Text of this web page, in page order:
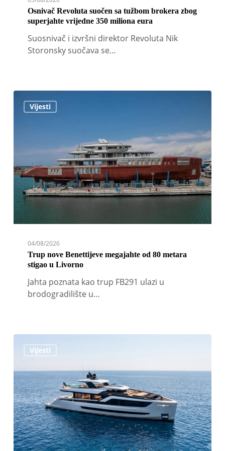
Osnivač Revoluta suočen sa tužbom brokera zbog
superjahte vrijedne 350 miliona eura
Suosnivač i izvršni direktor Revoluta Nik
Storonsky suočava se…
Vijesti
nove
metara
stigao
Livorno
04/08/2026
Trup nove Benettijeve megajahte od 80 metara
stigao u Livorno
Jahta poznata kao trup FB291 ulazi u
brodogradilište u…
Vijesti
Yachts
vraća
sa
novom
linijom
aluminijumskih
jahti